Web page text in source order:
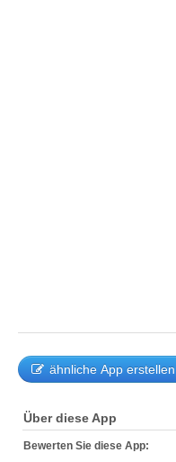
ähnliche App erstellen
Über diese App
Bewerten Sie diese App: